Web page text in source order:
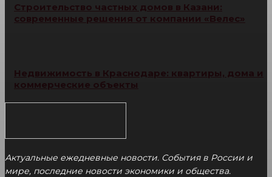
Строительство частных домов в Казани:
современные решения от компании «Велес»
Недвижимость в Краснодаре: квартиры, дома и
коммерческие объекты
Актуальные ежедневные новости. События в России и
мире, последние новости экономики и общества.